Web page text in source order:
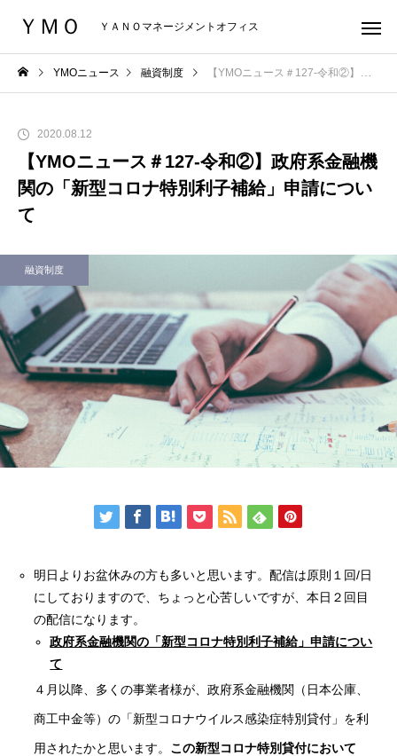
ＹＭＯ ＹＡＮＯマネージメントオフィス
YMOニュース 融資制度 【YMOニュース＃127-令和②】政府系金融機関の「新型コロナ特別利子補給」申請について
2020.08.12
【YMOニュース＃127-令和②】政府系金融機
関の「新型コロナ特別利子補給」申請につい
て
融資制度
明日よりお盆休みの方も多いと思います。配信は原則１回/日
にしておりますので、ちょっと心苦しいですが、本日２回目
の配信になります。
政府系金融機関の「新型コロナ特別利子補給」申請につい
て
４月以降、多くの事業者様が、政府系金融機関（日本公庫、
商工中金等）の「新型コロナウイルス感染症特別貸付」を利
用されたかと思います。 この新型コロナ特別貸付において